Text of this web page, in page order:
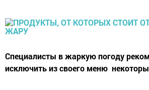
Специалисты в жаркую погоду
исключить из своего меню